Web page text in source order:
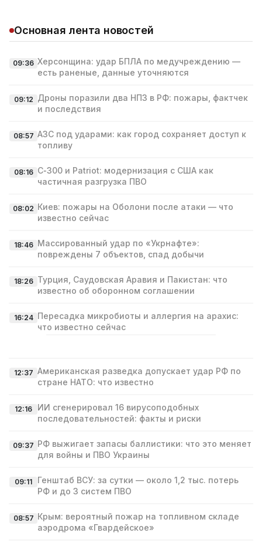
Основная лента новостей
09:36 Херсонщина: удар БПЛА по медучреждению —
есть раненые, данные уточняются
09:12 Дроны поразили два НПЗ в РФ: пожары, фактчек
и последствия
08:57 АЗС под ударами: как город сохраняет доступ к
топливу
08:16 С‑300 и Patriot: модернизация с США как
частичная разгрузка ПВО
08:02 Киев: пожары на Оболони после атаки — что
известно сейчас
18:46 Массированный удар по «Укрнафте»:
повреждены 7 объектов, спад добычи
18:26 Турция, Саудовская Аравия и Пакистан: что
известно об оборонном соглашении
16:24 Пересадка микробиоты и аллергия на арахис:
что известно сейчас
12:37 Американская разведка допускает удар РФ по
стране НАТО: что известно
12:16
ИИ сгенерировал 16 вирусоподобных
последовательностей: факты и риски
09:37 РФ выжигает запасы баллистики: что это меняет
для войны и ПВО Украины
09:11
Генштаб ВСУ: за сутки — около 1,2 тыс. потерь
РФ и до 3 систем ПВО
08:57 Крым: вероятный пожар на топливном складе
аэродрома «Гвардейское»